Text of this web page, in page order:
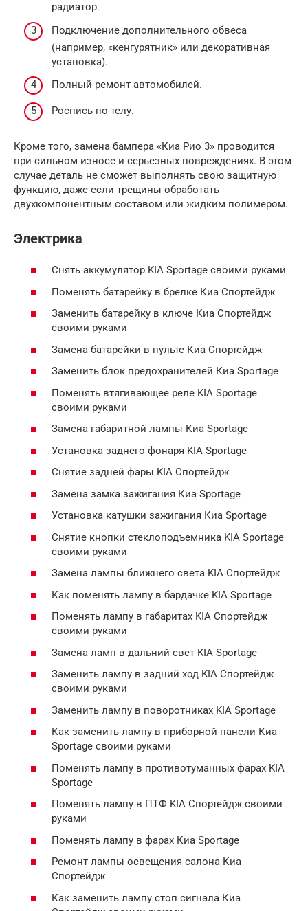
радиатор.
Подключение дополнительного обвеса
(например, «кенгурятник» или декоративная
установка).
Полный ремонт автомобилей.
Роспись по телу.
Кроме того, замена бампера «Киа Рио 3» проводится
при сильном износе и серьезных повреждениях. В этом
случае деталь не сможет выполнять свою защитную
функцию, даже если трещины обработать
двухкомпонентным составом или жидким полимером.
Электрика
Снять аккумулятор KIA Sportage своими руками
Поменять батарейку в брелке Киа Спортейдж
Заменить батарейку в ключе Киа Спортейдж
своими руками
Замена батарейки в пульте Киа Спортейдж
Заменить блок предохранителей Киа Sportage
Поменять втягивающее реле KIA Sportage
своими руками
Замена габаритной лампы Киа Sportage
Установка заднего фонаря KIA Sportage
Снятие задней фары KIA Спортейдж
Замена замка зажигания Киа Sportage
Установка катушки зажигания Киа Sportage
Снятие кнопки стеклоподъемника KIA Sportage
своими руками
Замена лампы ближнего света KIA Спортейдж
Как поменять лампу в бардачке KIA Sportage
Поменять лампу в габаритах KIA Спортейдж
своими руками
Замена ламп в дальний свет KIA Sportage
Заменить лампу в задний ход KIA Спортейдж
своими руками
Заменить лампу в поворотниках KIA Sportage
Как заменить лампу в приборной панели Киа
Sportage своими руками
Поменять лампу в противотуманных фарах KIA
Sportage
Поменять лампу в ПТФ KIA Спортейдж своими
руками
Поменять лампу в фарах Киа Sportage
Ремонт лампы освещения салона Киа
Спортейдж
Как заменить лампу стоп сигнала Киа